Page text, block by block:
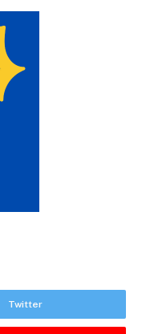
Twitter